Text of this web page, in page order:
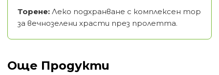
Торене: Леко подхранване с комплексен тор
за вечнозелени храсти през пролетта.
Още Продукти